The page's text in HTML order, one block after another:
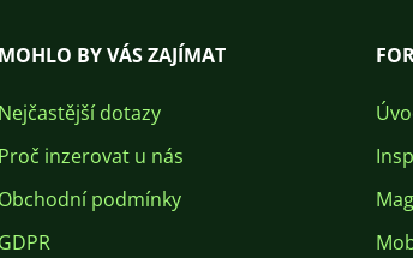
MOHLO BY VÁS ZAJÍMAT
Nejčastější dotazy
Proč inzerovat u nás
Obchodní podmínky
GDPR